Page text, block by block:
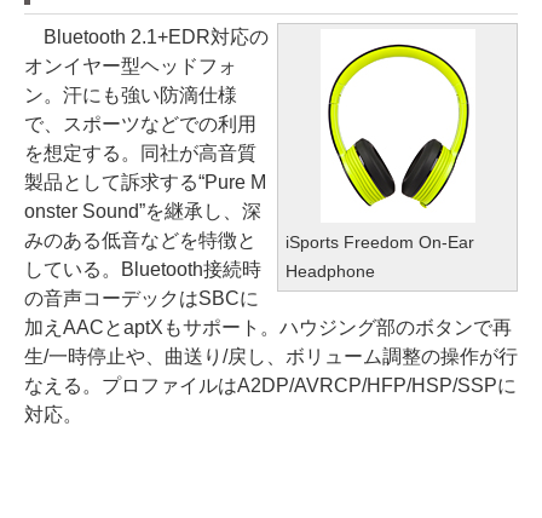
iSports Freedom On-Ear
Headphone
Bluetooth 2.1+EDR対応の
オンイヤー型ヘッドフォ
ン。汗にも強い防滴仕様
で、スポーツなどでの利用
を想定する。同社が高音質
製品として訴求する“Pure M
onster Sound”を継承し、深
みのある低音などを特徴と
している。Bluetooth接続時
の音声コーデックはSBCに
加えAACとaptXもサポート。ハウジング部のボタンで再
生/一時停止や、曲送り/戻し、ボリューム調整の操作が行
なえる。プロファイルはA2DP/AVRCP/HFP/HSP/SSPに
対応。